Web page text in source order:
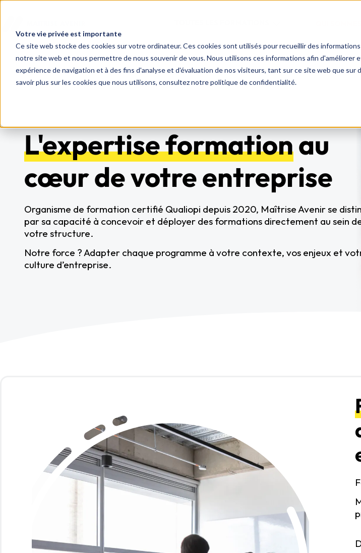
Votre vie privée est importante
Ce site web stocke des cookies sur votre ordinateur. Ces cookies sont utilisés pour recueillir des
notre site web et nous permettre de nous souvenir de vous. Nous utilisons ces informations afin d'améliorer
expérience de navigation et à des fins d'analyse et d'évaluation de nos visiteurs, tant sur ce site web que sur
savoir plus sur les cookies que nous utilisons, consultez notre politique de confidentialité.
L'expertise formationau
cœur de votre entreprise
Organisme de formation certifié Qualiopi depuis 2020, Maîtrise Avenir se
par sa capacité à concevoir et déployer des formations directement au sein
votre structure.
Notre force ? Adapter chaque programme à votre contexte, vos enjeux et
culture d’entreprise.